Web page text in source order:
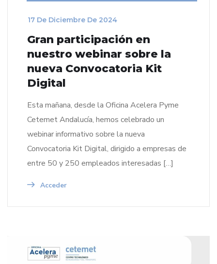
_
17 De Diciembre De 2024
Gran participación en
nuestro webinar sobre la
nueva Convocatoria Kit
Digital
Esta mañana, desde la Oficina Acelera Pyme
Cetemet Andalucía, hemos celebrado un
webinar informativo sobre la nueva
Convocatoria Kit Digital, dirigido a empresas de
entre 50 y 250 empleados interesadas […]
Acceder